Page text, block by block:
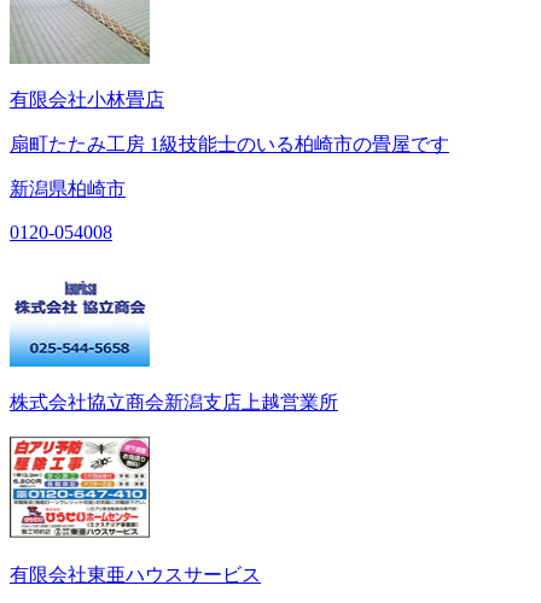
有限会社小林畳店
扇町たたみ工房 1級技能士のいる柏崎市の畳屋です
新潟県柏崎市
0120-054008
株式会社協立商会新潟支店上越営業所
有限会社東亜ハウスサービス